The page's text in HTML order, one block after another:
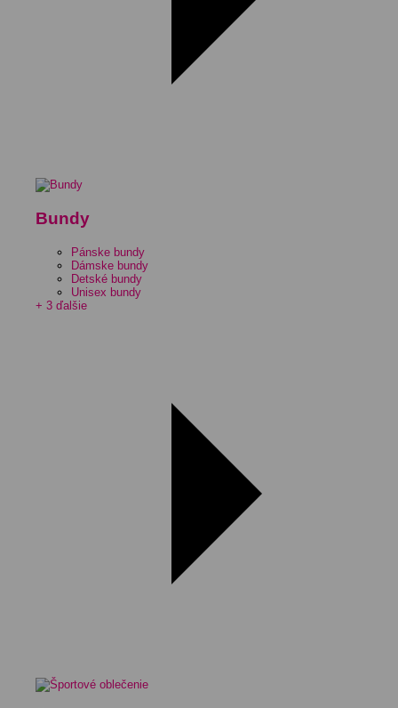
Bundy
Pánske bundy
Dámske bundy
Detské bundy
Unisex bundy
+ 3 ďalšie